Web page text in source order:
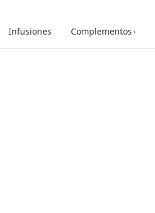
Infusiones Complementos›